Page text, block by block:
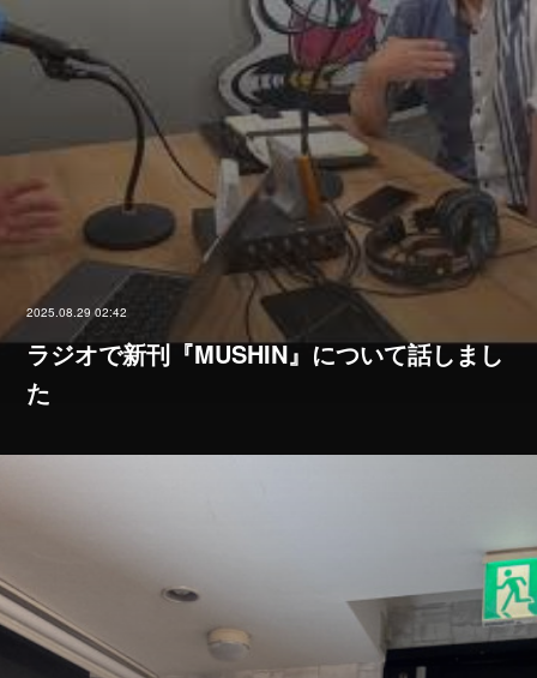
2025.08.29 02:42
ラジオで新刊『MUSHIN』について話しまし
た